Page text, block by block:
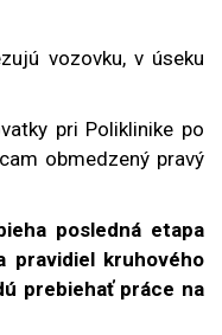
vozovku, v úseku
pri Poliklinike po
obmedzený pravý
posledná etapa
pravidiel kruhového
prebiehať práce na